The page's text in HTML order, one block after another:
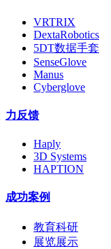
VRTRIX
DextaRobotics
5DT数据手套
SenseGlove
Manus
Cyberglove
力反馈
Haply
3D Systems
HAPTION
成功案例
教育科研
展览展示